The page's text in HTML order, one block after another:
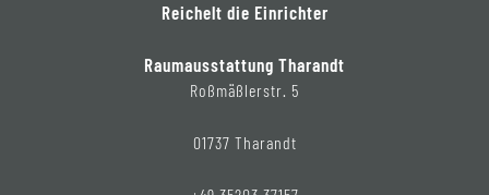
Reichelt die Einrichter
Raumausstattung Tharandt
Roßmäßlerstr. 5
01737 Tharandt